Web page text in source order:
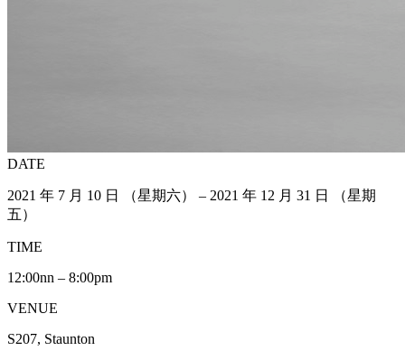
DATE
2021 年 7 月 10 日 （星期六） – 2021 年 12 月 31 日 （星期
五）
TIME
12:00nn – 8:00pm
VENUE
S207, Staunton